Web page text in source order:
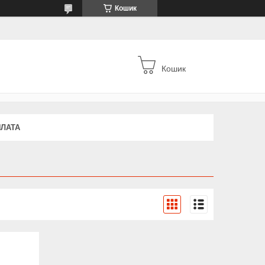
Кошик
Кошик